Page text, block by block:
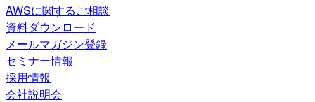
AWSに関するご相談
資料ダウンロード
メールマガジン登録
セミナー情報
採用情報
会社説明会